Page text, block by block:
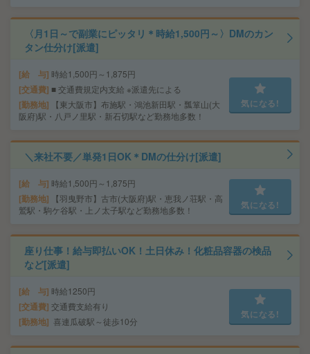
〈月1日～で副業にピッタリ＊時給1,500円～〉DMのカン
タン仕分け[派遣]
給 与 時給1,500円～1,875円
交通費 ■ 交通費規定内支給 ※派遣先による
勤務地
【東大阪市】布施駅・鴻池新田駅・瓢箪山(大
阪府)駅・八戸ノ里駅・新石切駅など勤務地多数！
気になる!
＼来社不要／単発1日OK＊DMの仕分け[派遣]
給 与 時給1,500円～1,875円
勤務地
【羽曳野市】古市(大阪府)駅・恵我ノ荘駅・高
鷲駅・駒ケ谷駅・上ノ太子駅など勤務地多数！
気になる!
座り仕事！給与即払いOK！土日休み！化粧品容器の検品
など[派遣]
給 与 時給1250円
交通費 交通費支給有り
勤務地 喜連瓜破駅～徒歩10分
気になる!